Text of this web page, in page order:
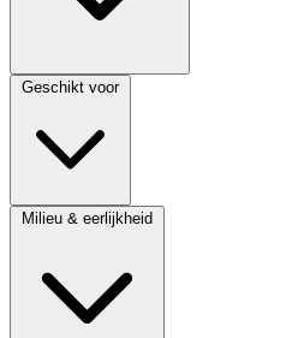
Geschikt voor
Milieu & eerlijkheid